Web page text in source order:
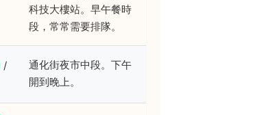
科技大樓站。早午餐時
段，常常需要排隊。
/
通化街夜市中段。下午
開到晚上。